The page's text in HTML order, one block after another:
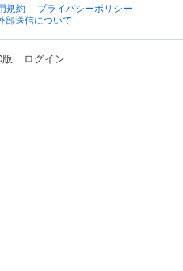
規約
プライバシーポリシー
部送信について
版 ログイン